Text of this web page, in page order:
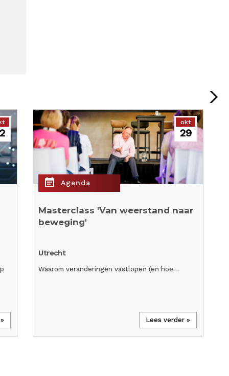
okt
29
event_note Agenda
Masterclass 'Van weerstand naar
beweging'
Utrecht
Waarom veranderingen vastlopen (en hoe…
Lees verder »